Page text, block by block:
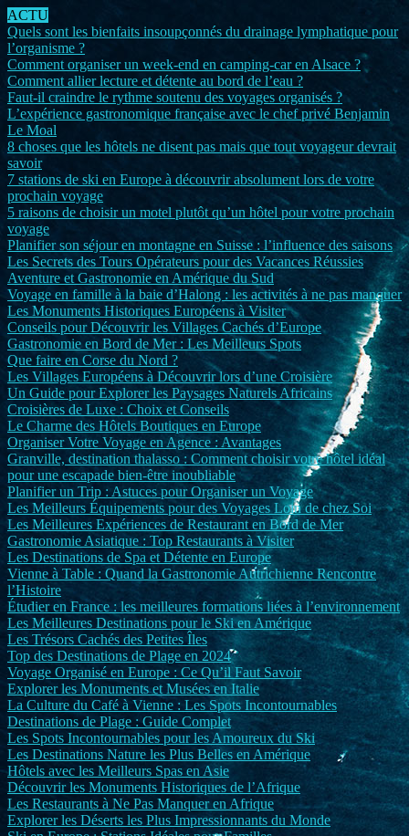
ACTU
Quels sont les bienfaits insoupçonnés du drainage lymphatique pour
l’organisme ?
Comment organiser un week-end en camping-car en Alsace ?
Comment allier lecture et détente au bord de l’eau ?
Faut-il craindre le rythme soutenu des voyages organisés ?
L’expérience gastronomique française avec le chef privé Benjamin
Le Moal
8 choses que les hôtels ne disent pas mais que tout voyageur devrait
savoir
7 stations de ski en Europe à découvrir absolument lors de votre
prochain voyage
5 raisons de choisir un motel plutôt qu’un hôtel pour votre prochain
voyage
Planifier son séjour en montagne en Suisse : l’influence des saisons
Les Secrets des Tours Opérateurs pour des Vacances Réussies
Aventure et Gastronomie en Amérique du Sud
Voyage en famille à la baie d’Halong : les activités à ne pas manquer
Les Monuments Historiques Européens à Visiter
Conseils pour Découvrir les Villages Cachés d’Europe
Gastronomie en Bord de Mer : Les Meilleurs Spots
Que faire en Corse du Nord ?
Les Villages Européens à Découvrir lors d’une Croisière
Un Guide pour Explorer les Paysages Naturels Africains
Croisières de Luxe : Choix et Conseils
Le Charme des Hôtels Boutiques en Europe
Organiser Votre Voyage en Agence : Avantages
Granville, destination thalasso : Comment choisir votre hôtel idéal
pour une escapade bien-être inoubliable
Planifier un Trip : Astuces pour Organiser un Voyage
Les Meilleurs Équipements pour des Voyages Loin de chez Soi
Les Meilleures Expériences de Restaurant en Bord de Mer
Gastronomie Asiatique : Top Restaurants à Visiter
Les Destinations de Spa et Détente en Europe
Vienne à Table : Quand la Gastronomie Autrichienne Rencontre
l’Histoire
Étudier en France : les meilleures formations liées à l’environnement
Les Meilleures Destinations pour le Ski en Amérique
Les Trésors Cachés des Petites Îles
Top des Destinations de Plage en 2024
Voyage Organisé en Europe : Ce Qu’il Faut Savoir
Explorer les Monuments et Musées en Italie
La Culture du Café à Vienne : Les Spots Incontournables
Destinations de Plage : Guide Complet
Les Spots Incontournables pour les Amoureux du Ski
Les Destinations Nature les Plus Belles en Amérique
Hôtels avec les Meilleurs Spas en Asie
Découvrir les Monuments Historiques de l’Afrique
Les Restaurants à Ne Pas Manquer en Afrique
Explorer les Déserts les Plus Impressionnants du Monde